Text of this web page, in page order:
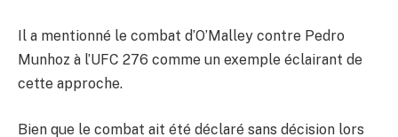
Il a mentionné le combat d’O’Malley contre Pedro
Munhoz à l’UFC 276 comme un exemple éclairant de
cette approche.
Bien que le combat ait été déclaré sans décision lors